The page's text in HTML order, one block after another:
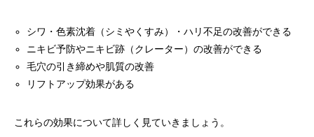
シワ・色素沈着（シミやくすみ）・ハリ不足の改善ができる
ニキビ予防やニキビ跡（クレーター）の改善ができる
毛穴の引き締めや肌質の改善
リフトアップ効果がある
これらの効果について詳しく見ていきましょう。